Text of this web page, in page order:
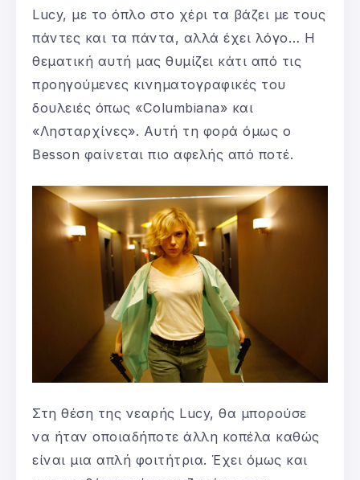
Lucy, με το όπλο στο χέρι τα βάζει με τους
πάντες και τα πάντα, αλλά έχει λόγο… Η
θεματική αυτή μας θυμίζει κάτι από τις
προηγούμενες κινηματογραφικές του
δουλειές όπως «Columbiana» και
«Λησταρχίνες». Αυτή τη φορά όμως ο
Besson φαίνεται πιο αφελής από ποτέ.
Στη θέση της νεαρής Lucy, θα μπορούσε
να ήταν οποιαδήποτε άλλη κοπέλα καθώς
είναι μια απλή φοιτήτρια. Έχει όμως και